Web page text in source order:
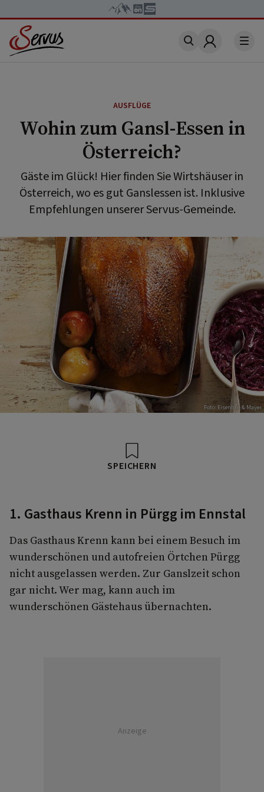
Account
AUSFLÜGE
Wohin zum Gansl-Essen in
Österreich?
Gäste im Glück! Hier finden Sie Wirtshäuser in
Österreich, wo es gut Ganslessen ist. Inklusive
Empfehlungen unserer Servus-Gemeinde.
Foto: Eisenhut & Mayer
SPEICHERN
1. Gasthaus Krenn in Pürgg im Ennstal
Das Gasthaus Krenn kann bei einem Besuch im
wunderschönen und autofreien Örtchen Pürgg
nicht ausgelassen werden. Zur Ganslzeit schon
gar nicht. Wer mag, kann auch im
wunderschönen Gästehaus übernachten.
Anzeige